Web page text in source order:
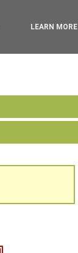
LEARN MORE